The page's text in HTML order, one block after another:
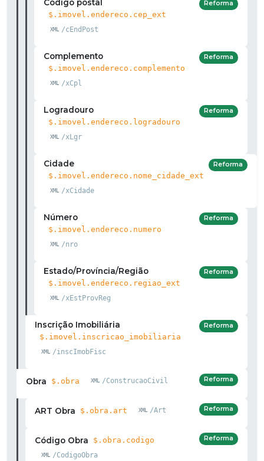
Código postal
$.imovel.endereco.cep_ext
/cEndPost
Reforma
Complemento
$.imovel.endereco.complemento
/xCpl
Reforma
Logradouro
$.imovel.endereco.logradouro
/xLgr
Reforma
Cidade
$.imovel.endereco.nome_cidade_ext
/xCidade
Reforma
Número
$.imovel.endereco.numero
/nro
Reforma
Estado/Província/Região
$.imovel.endereco.regiao_ext
/xEstProvReg
Reforma
Inscrição Imobiliária
$.imovel.inscricao_imobiliaria
/inscImobFisc
Reforma
Obra $.obra /ConstrucaoCivil Reforma
ART Obra $.obra.art /Art Reforma
Código Obra $.obra.codigo
/CodigoObra
Reforma